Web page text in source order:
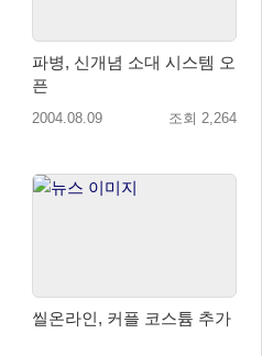
파병, 신개념 소대 시스템 오
픈
2004.08.09 조회 2,264
씰온라인, 커플 코스튬 추가